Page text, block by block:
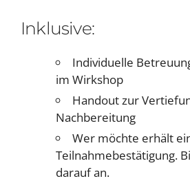
Inklusive:
Individuelle
im Wirkshop
Handout zur
Nachbereitung
Wer möchte erhält
Teilnahmebestätigung.
darauf an.